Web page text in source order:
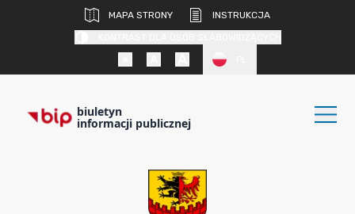
MAPA STRONY
INSTRUKCJA
biuletyn
informacji publicznej